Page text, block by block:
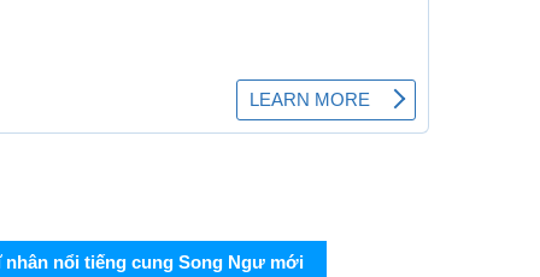
nhân nổi tiếng cung Song Ngư mới